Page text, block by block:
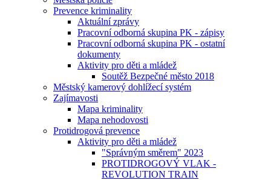
Prevence kriminality
Aktuální zprávy
Pracovní odborná skupina PK - zápisy
Pracovní odborná skupina PK - ostatní
dokumenty
Aktivity pro děti a mládež
Soutěž Bezpečné město 2018
Městský kamerový dohlížecí systém
Zajímavosti
Mapa kriminality
Mapa nehodovosti
Protidrogová prevence
Aktivity pro děti a mládež
"Správným směrem" 2023
PROTIDROGOVÝ VLAK -
REVOLUTION TRAIN